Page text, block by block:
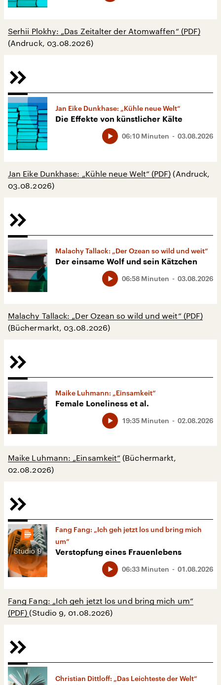
Serhii Plokhy: „Das Zeitalter der Atomwaffen“ (PDF)
(Andruck, 03.08.2026)
Jan Eike Dunkhase: „Kühle neue Welt“
Die Effekte von künstlicher Kälte
03.08.2026
06:10 Minuten
Jan Eike Dunkhase: „Kühle neue Welt“ (PDF) (Andruck,
03.08.2026)
Malachy Tallack: „Der Ozean so wild und weit“
Der einsame Wolf und sein Kätzchen
03.08.2026
06:58 Minuten
Malachy Tallack: „Der Ozean so wild und weit“ (PDF)
(Büchermarkt, 03.08.2026)
Maike Luhmann: „Einsamkeit“
Female Loneliness et al.
02.08.2026
19:35 Minuten
Maike Luhmann: „Einsamkeit“ (Büchermarkt,
02.08.2026)
Fang Fang: „Ich geh jetzt los und bring mich
um“
Verstopfung eines Frauenlebens
01.08.2026
06:33 Minuten
Fang Fang: „Ich geh jetzt los und bring mich um“
(PDF) (Studio 9, 01.08.2026)
Christian Dittloff: „Das Leichteste der Welt“